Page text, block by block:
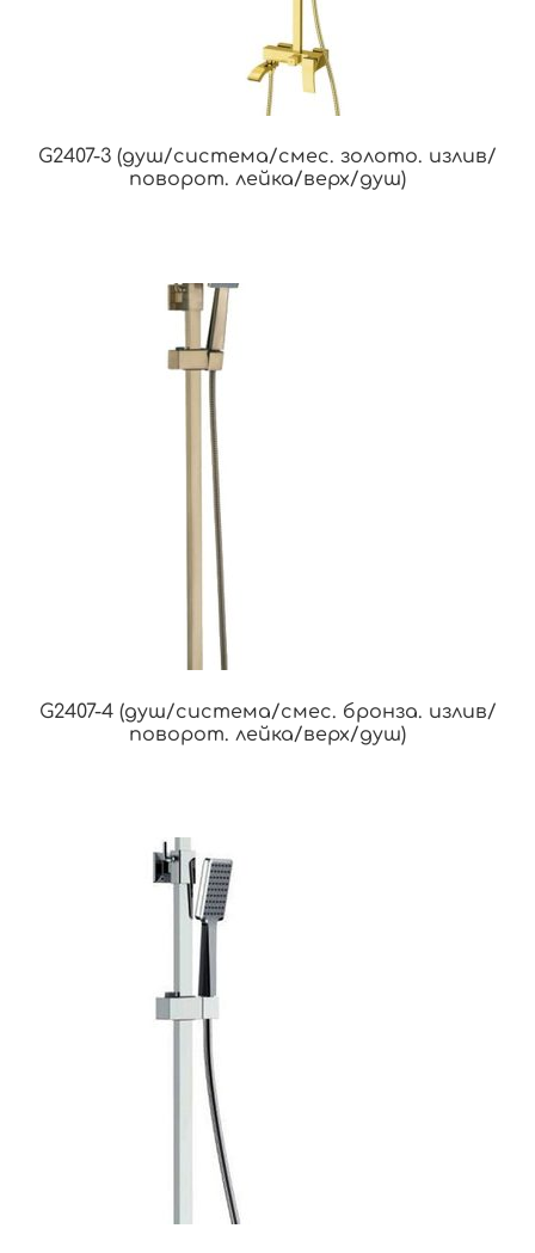
G2407-3 (душ/система/смес. золото. излив/
поворот. лейка/верх/душ)
G2407-4 (душ/система/смес. бронза. излив/
поворот. лейка/верх/душ)